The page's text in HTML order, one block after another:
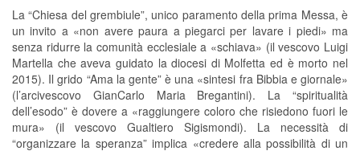
La “Chiesa del grembiule”, unico paramento della prima Messa, è
un invito a «non avere paura a piegarci per lavare i piedi» ma
senza ridurre la comunità ecclesiale a «schiava» (il vescovo Luigi
Martella che aveva guidato la diocesi di Molfetta ed è morto nel
2015). Il grido “Ama la gente” è una «sintesi fra Bibbia e giornale»
(l’arcivescovo GianCarlo Maria Bregantini). La “spiritualità
dell’esodo” è dovere a «raggiungere coloro che risiedono fuori le
mura» (il vescovo Gualtiero Sigismondi). La necessità di
“organizzare la speranza” implica «credere alla possibilità di un